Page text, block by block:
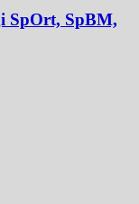
SpOrt, SpBM,